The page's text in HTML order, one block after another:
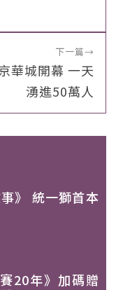
下一篇→
華城開幕 一天
湧進50萬人
》 統一獅首本
20年》加碼贈